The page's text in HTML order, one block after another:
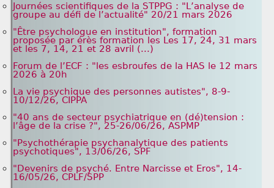
Journées scientifiques de la STPPG : "L’analyse de
groupe au défi de l’actualité" 20/21 mars 2026
"Être psychologue en institution", formation
proposée par érès formation les Les 17, 24, 31 mars
et les 7, 14, 21 et 28 avril (...)
Forum de l’ECF : "les esbroufes de la HAS le 12 mars
2026 à 20h
La vie psychique des personnes autistes", 8-9-
10/12/26, CIPPA
"40 ans de secteur psychiatrique en (dé)tension :
l’âge de la crise ?", 25-26/06/26, ASPMP
"Psychothérapie psychanalytique des patients
psychotiques", 13/06/26, SPF
"Devenirs de psyché. Entre Narcisse et Eros", 14-
16/05/26, CPLF/SPP